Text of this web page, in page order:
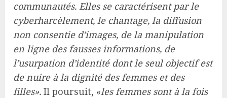
communautés. Elles se caractérisent par le
cyberharcèlement, le chantage, la diffusion
non consentie d’images, de la manipulation
en ligne des fausses informations, de
l’usurpation d’identité dont le seul objectif est
de nuire à la dignité des femmes et des
filles». Il poursuit, «les femmes sont à la fois